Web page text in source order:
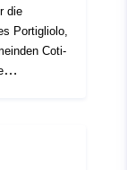
die
Portigliolo,
Coti-